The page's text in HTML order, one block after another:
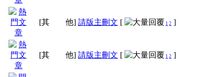
[其 他] 請版主刪文 [ 1 2 ]
[其 他] 請版主刪文 [ 1 2 ]